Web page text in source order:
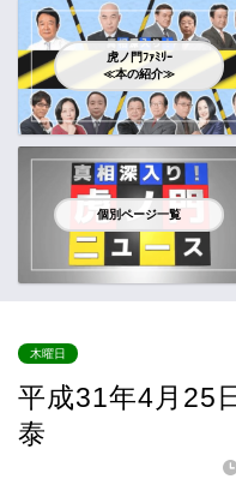
虎ノ門ﾌｧﾐﾘｰ
≪本の紹介≫
個別ページ一覧
木曜日
平成31年4月25
泰